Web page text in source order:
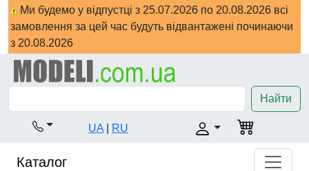
Ми будемо у відпустці з 25.07.2026 по 20.08.2026 всі
замовлення за цей час будуть відвантажені починаючи
з 20.08.2026
Найти
UA RU
Каталог